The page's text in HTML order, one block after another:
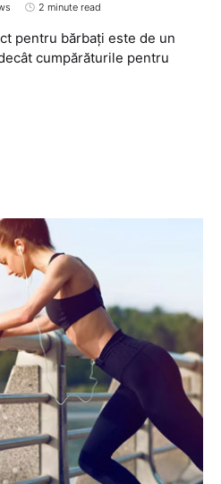
2 minute read
pentru bărbați este de un
cumpărăturile pentru